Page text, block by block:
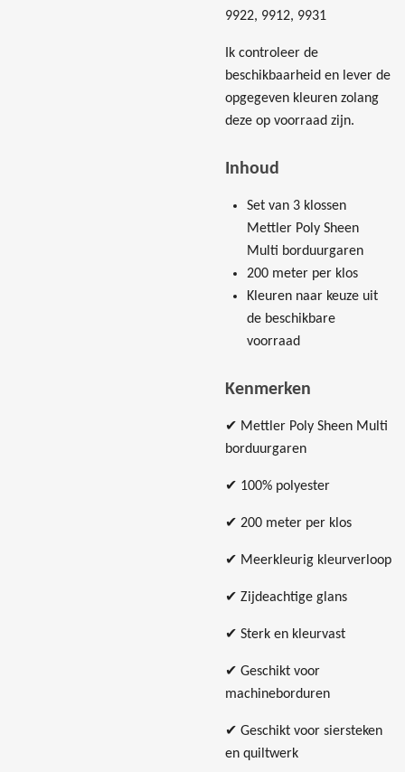
9922, 9912, 9931
Ik controleer de
beschikbaarheid en lever de
opgegeven kleuren zolang
deze op voorraad zijn.
Inhoud
Set van 3 klossen
Mettler Poly Sheen
Multi borduurgaren
200 meter per klos
Kleuren naar keuze uit
de beschikbare
voorraad
Kenmerken
✔ Mettler Poly Sheen Multi
borduurgaren
✔ 100% polyester
✔ 200 meter per klos
✔ Meerkleurig kleurverloop
✔ Zijdeachtige glans
✔ Sterk en kleurvast
✔ Geschikt voor
machineborduren
✔ Geschikt voor siersteken
en quiltwerk